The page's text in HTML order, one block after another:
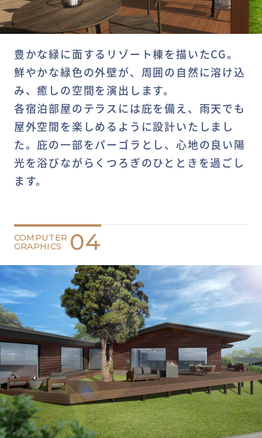
豊かな緑に面するリゾート棟を描いたCG。
鮮やかな緑色の外壁が、周囲の自然に溶け込
み、癒しの空間を演出します。
各宿泊部屋のテラスには庇を備え、雨天でも
屋外空間を楽しめるように設計いたしまし
た。庇の一部をパーゴラとし、心地の良い陽
光を浴びながらくつろぎのひとときを過ごし
ます。
COMPUTER
GRAPHICS
04